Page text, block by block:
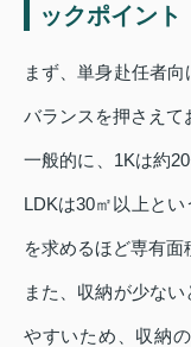
ックポイント
まず、単身赴任者
バランスを押さえて
一般的に、1Kは約
LDKは30㎡以上と
を求めるほど専有面
また、収納が少な
やすいため、収納